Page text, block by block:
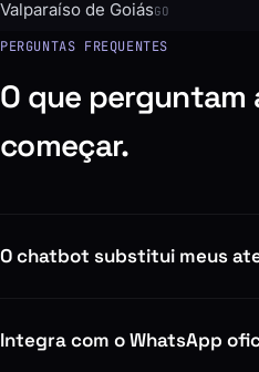
Valparaíso de GoiásGO
PERGUNTAS FREQUENTES
O que perguntam
começar.
O chatbot substitui meus
Integra com o WhatsApp